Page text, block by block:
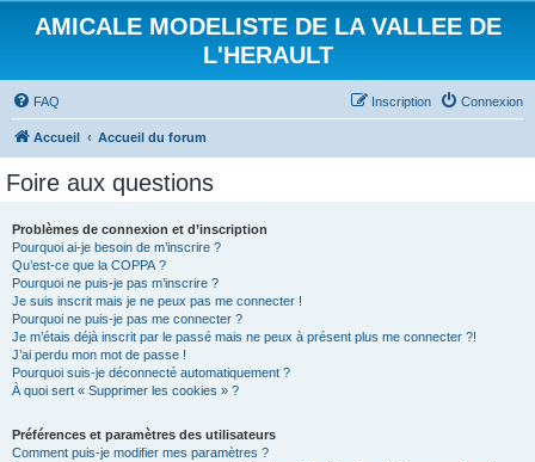
AMICALE MODELISTE DE LA VALLEE DE
L'HERAULT
FAQ Connexion
Inscription
Accueil Accueil du forum
Foire aux questions
Problèmes de connexion et d’inscription
Pourquoi ai-je besoin de m’inscrire ?
Qu’est-ce que la COPPA ?
Pourquoi ne puis-je pas m’inscrire ?
Je suis inscrit mais je ne peux pas me connecter !
Pourquoi ne puis-je pas me connecter ?
Je m’étais déjà inscrit par le passé mais ne peux à présent plus me connecter ?!
J’ai perdu mon mot de passe !
Pourquoi suis-je déconnecté automatiquement ?
À quoi sert « Supprimer les cookies » ?
Préférences et paramètres des utilisateurs
Comment puis-je modifier mes paramètres ?